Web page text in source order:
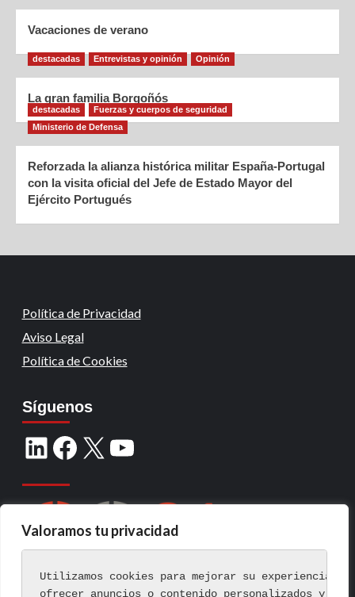
Valoramos tu privacidad
Utilizamos cookies para mejorar su experiencia
ofrecer anuncios o contenido personalizados y
Vacaciones de verano
destacadas Entrevistas y opinión Opinión
La gran familia Borgoñós
destacadas
Fuerzas y cuerpos de seguridad
Ministerio de Defensa
Reforzada la alianza histórica militar España-Portugal
con la visita oficial del Jefe de Estado Mayor del
Ejército Portugués
Política de Privacidad
Aviso Legal
Política de Cookies
Síguenos